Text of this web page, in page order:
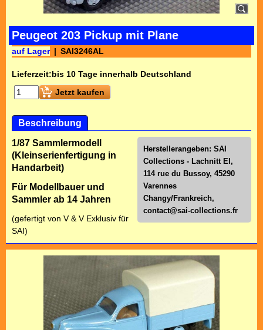
Peugeot 203 Pickup mit Plane
auf Lager SAI3246AL
Lieferzeit:bis 10 Tage innerhalb Deutschland
Jetzt kaufen
Beschreibung
Herstellerangeben: SAI
Collections - Lachnitt El,
114 rue du Bussoy, 45290
Varennes
Changy/Frankreich,
contact@sai-collections.fr
1/87 Sammlermodell
(Kleinserienfertigung in
Handarbeit)
Für Modellbauer und
Sammler ab 14 Jahren
(gefertigt von V & V Exklusiv für
SAI)